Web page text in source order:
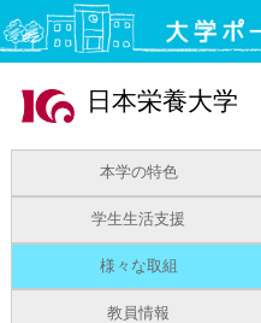
日本栄養大学
本学の特色
学生生活支援
様々な取組
教員情報